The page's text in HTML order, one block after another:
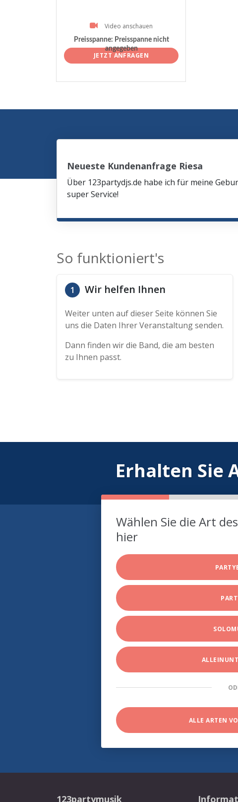
Video anschauen
Preisspanne: Preisspanne nicht
angegeben
JETZT ANFRAGEN
Neueste Kundenanfrage Riesa
Über 123partydjs.de habe ich für meine
super Service!
So funktioniert's
1 Wir helfen Ihnen
Weiter unten auf dieser Seite können Sie
uns die Daten Ihrer Veranstaltung senden.
Dann finden wir die Band, die am besten
zu Ihnen passt.
Erhalten Sie
Wählen Sie die Art
hier
ALLE ARTEN
123partymusik